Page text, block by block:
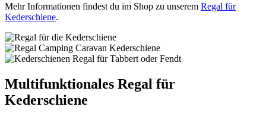
Mehr Informationen findest du im Shop zu unserem Regal für
Kederschiene.
Multifunktionales Regal für
Kederschiene